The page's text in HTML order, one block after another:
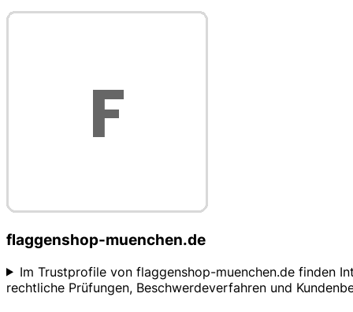
flaggenshop-muenchen.de
Im Trustprofile von flaggenshop-muenchen.de finden
rechtliche Prüfungen, Beschwerdeverfahren und